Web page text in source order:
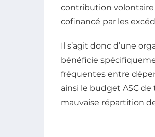
contribution volontaire
cofinancé par les
Il s’agit donc d’une
bénéficie
fréquentes entre
ainsi le budget ASC
mauvaise répartition